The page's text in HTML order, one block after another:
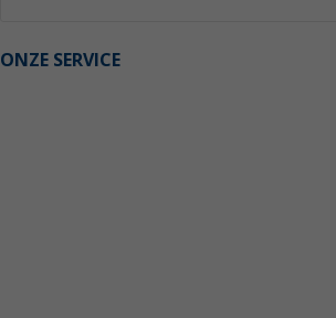
ONZE SERVICE